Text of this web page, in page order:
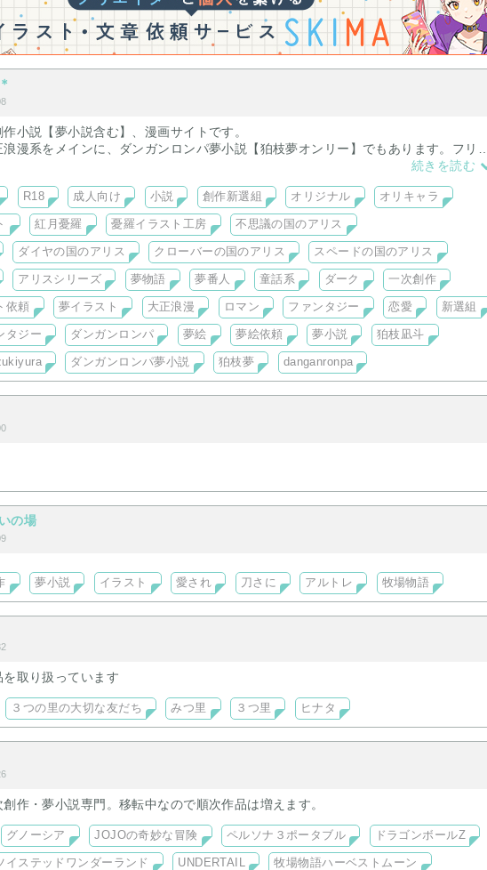
小説【夢小説含む】、漫画サイトです。
漫系をメインに、ダンガンロンパ夢小説【狛枝夢オンリー】でもあります。フリー
イラスト、アイコン等のご依頼も受付しております！どうぞよろしくお願いします⭐︎
続きを読む
R18 成人向け 小説 創作新選組 オリジナル オリキャラ
紅月憂羅 憂羅イラスト工房 不思議の国のアリス
ダイヤの国のアリス クローバーの国のアリス スペードの国のアリス
アリスシリーズ 夢物語 夢番人 童話系 ダーク 一次創作
依頼 夢イラスト 大正浪漫 ロマン ファンタジー 恋愛 新選組
タジー ダンガンロンパ 夢絵 夢絵依頼 夢小説 狛枝凪斗
ダンガンロンパ夢小説 狛枝夢 danganronpa
の場
夢小説 イラスト 愛され 刀さに アルトレ 牧場物語
取り扱っています
３つの里の大切な友だち みつ里 ３つ里 ヒナタ
作・夢小説専門。移転中なので順次作品は増えます。
グノーシア JOJOの奇妙な冒険 ペルソナ３ポータブル ドラゴンボールZ
イステッドワンダーランド UNDERTAIL 牧場物語ハーベストムーン